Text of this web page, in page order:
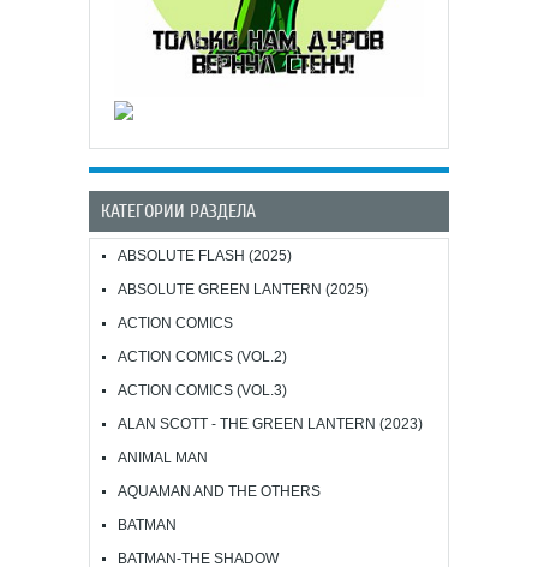
КАТЕГОРИИ РАЗДЕЛА
ABSOLUTE FLASH (2025)
ABSOLUTE GREEN LANTERN (2025)
ACTION COMICS
ACTION COMICS (VOL.2)
ACTION COMICS (VOL.3)
ALAN SCOTT - THE GREEN LANTERN (2023)
ANIMAL MAN
AQUAMAN AND THE OTHERS
BATMAN
BATMAN-THE SHADOW